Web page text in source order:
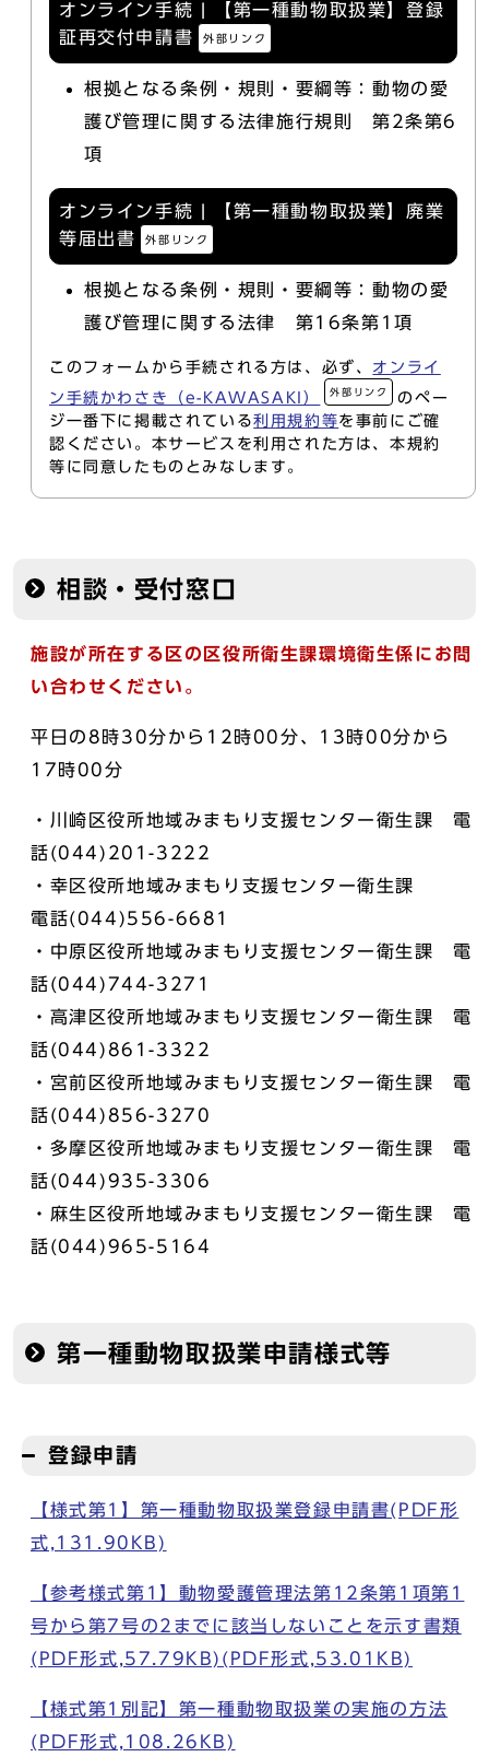
オンライン手続 | 【第一種動物取扱業】登録
証再交付申請書
外部リンク
根拠となる条例・規則・要綱等：動物の愛
護び管理に関する法律施行規則 第2条第6
項
オンライン手続 | 【第一種動物取扱業】廃業
等届出書
外部リンク
根拠となる条例・規則・要綱等：動物の愛
護び管理に関する法律 第16条第1項
このフォームから手続される方は、必ず、 オンライ
ン手続かわさき（e-KAWASAKI）
外部リンク
のペー
ジ一番下に掲載されている利用規約等を事前にご確
認ください。本サービスを利用された方は、本規約
等に同意したものとみなします。
相談・受付窓口
施設が所在する区の区役所衛生課環境衛生係にお問
い合わせください。
平日の8時30分から12時00分、13時00分から
17時00分
・川崎区役所地域みまもり支援センター衛生課 電
話(044)201-3222
・幸区役所地域みまもり支援センター衛生課
電話(044)556-6681
・中原区役所地域みまもり支援センター衛生課 電
話(044)744-3271
・高津区役所地域みまもり支援センター衛生課 電
話(044)861-3322
・宮前区役所地域みまもり支援センター衛生課 電
話(044)856-3270
・多摩区役所地域みまもり支援センター衛生課 電
話(044)935-3306
・麻生区役所地域みまもり支援センター衛生課 電
話(044)965-5164
第一種動物取扱業申請様式等
登録申請
【様式第1】第一種動物取扱業登録申請書(PDF形
式,131.90KB)
【参考様式第1】動物愛護管理法第12条第1項第1
号から第7号の2までに該当しないことを示す書類
(PDF形式,57.79KB)(PDF形式,53.01KB)
【様式第1別記】第一種動物取扱業の実施の方法
(PDF形式,108.26KB)